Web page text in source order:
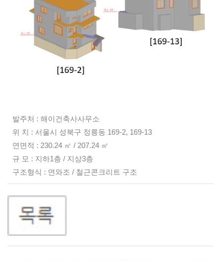
발주처 : 해이건축사사무소
위 치 : 서울시 성북구 정릉동 169-2, 169-13
연면적 : 230.24 ㎡ / 207.24 ㎡
규 모 : 지하1층 / 지상3층
구조형식 : 연와조 / 철근콘크리트 구조